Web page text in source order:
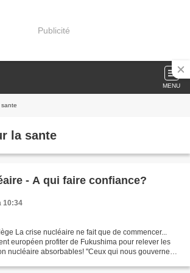
Publicité
MENU
la sante
- A qui faire confiance?
10:34
La crise nucléaire ne fait que de commencer...
européen profiter de Fukushima pour relever les
nucléaire absorbables! "Ceux qui nous gouvernent